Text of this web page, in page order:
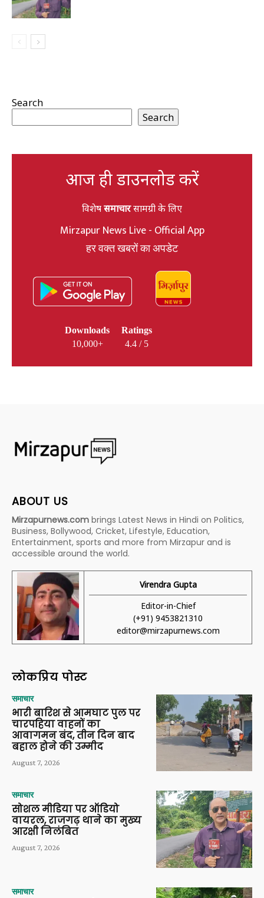
Search
Search
आज ही डाउनलोड करें
विशेषसमाचारसामग्री के लिए
Mirzapur News Live - Official App
हर वक्त खबरों का अपडेट
Downloads
10,000+
Ratings
4.4 / 5
ABOUT US
Mirzapurnews.com brings Latest News in Hindi on Politics,
Business, Bollywood, Cricket, Lifestyle, Education,
Entertainment, sports and more from Mirzapur and is
accessible around the world.
Virendra Gupta
Editor-in-Chief
(+91) 9453821310
editor@mirzapurnews.com
लोकप्रिय पोस्ट
समाचार
भारी बारिश से आमघाट पुल पर
चारपहिया वाहनों का
आवागमन बंद, तीन दिन बाद
बहाल होने की उम्मीद
August 7, 2026
समाचार
सोशल मीडिया पर ऑडियो
वायरल, राजगढ़ थाने का मुख्य
आरक्षी निलंबित
August 7, 2026
समाचार